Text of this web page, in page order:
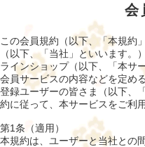
会
この会員規約（以下、「本規
（以下、「当社」といいます
ラインショップ（以下、「本サ
会員サービスの内容などを定め
登録ユーザーの皆さま（以下、
約に従って、本サービスをご利
第1条（適用）
本規約は、ユーザーと当社との